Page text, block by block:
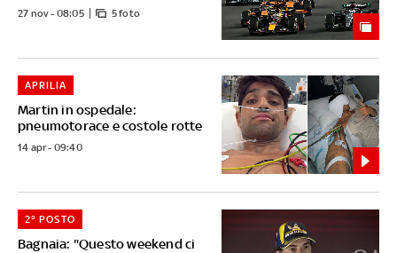
27 nov - 08:05 5 foto
Martin in ospedale:
pneumotorace e costole rotte
APRILIA
14 apr - 09:40
Bagnaia: "Questo weekend ci
2° POSTO